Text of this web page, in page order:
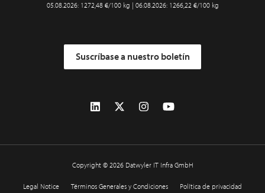
05.08.2026: 1272,48 €/100 kg | 06.08.2026: 1266,22 €/100 kg
Suscríbase a nuestro boletín
Copyright © 2026 Datwyler IT Infra GmbH
Legal Notice Términos Generales y Condiciones Política de privacidad